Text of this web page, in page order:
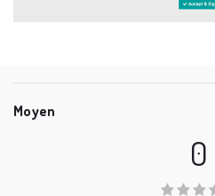
Moyen
0